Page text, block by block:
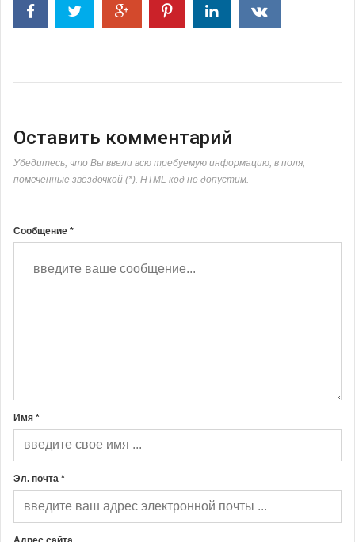
Оставить комментарий
Убедитесь, что Вы ввели всю требуемую информацию, в поля,
помеченные звёздочкой (*). HTML код не допустим.
Сообщение *
Имя *
Эл. почта *